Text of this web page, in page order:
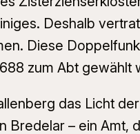
Deshalb
Diese
zum Abt gewählt
das Licht
– ein Amt,